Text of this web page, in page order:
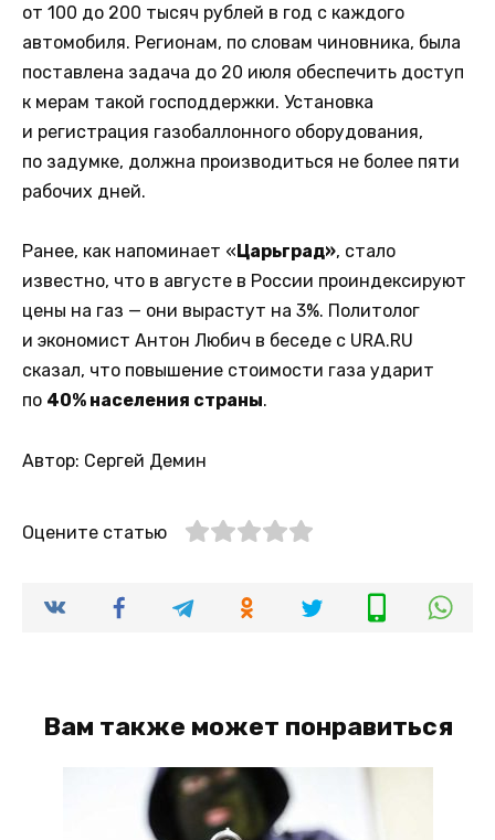
от 100 до 200 тысяч рублей в год с каждого
автомобиля. Регионам, по словам чиновника, была
поставлена задача до 20 июля обеспечить доступ
к мерам такой господдержки. Установка
и регистрация газобаллонного оборудования,
по задумке, должна производиться не более пяти
рабочих дней.
Ранее, как напоминает « Царьград», стало
известно, что в августе в России проиндексируют
цены на газ — они вырастут на 3%. Политолог
и экономист Антон Любич в беседе с URA.RU
сказал, что повышение стоимости газа ударит
по 40% населения страны.
Автор: Сергей Демин
Оцените статью
Вам также может понравиться